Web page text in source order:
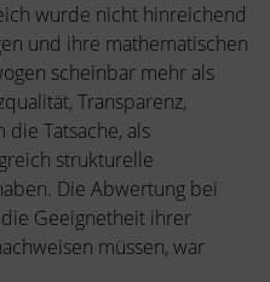
wurde nicht hinreichend
und ihre mathematischen
scheinbar mehr als
Transparenz,
Tatsache, als
strukturelle
Die Abwertung bei
Geeignetheit ihrer
müssen, war